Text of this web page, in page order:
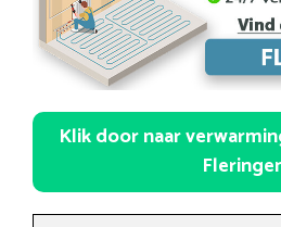
Klik door naar